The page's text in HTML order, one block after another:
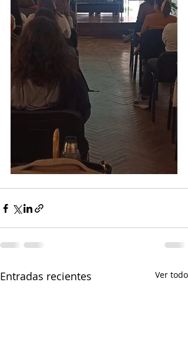
Entradas recientes Ver todo